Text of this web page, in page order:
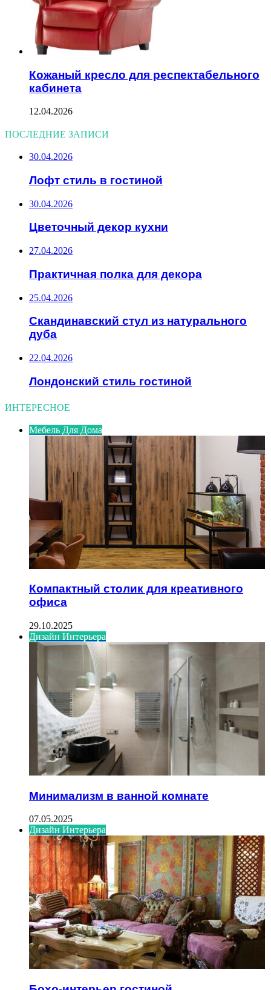
Кожаный кресло для респектабельного
кабинета
12.04.2026
ПОСЛЕДНИЕ ЗАПИСИ
30.04.2026
Лофт стиль в гостиной
30.04.2026
Цветочный декор кухни
27.04.2026
Практичная полка для декора
25.04.2026
Скандинавский стул из натурального
дуба
22.04.2026
Лондонский стиль гостиной
ИНТЕРЕСНОЕ
Мебель Для Дома
Компактный столик для креативного
офиса
29.10.2025
Дизайн Интерьера
Минимализм в ванной комнате
07.05.2025
Дизайн Интерьера